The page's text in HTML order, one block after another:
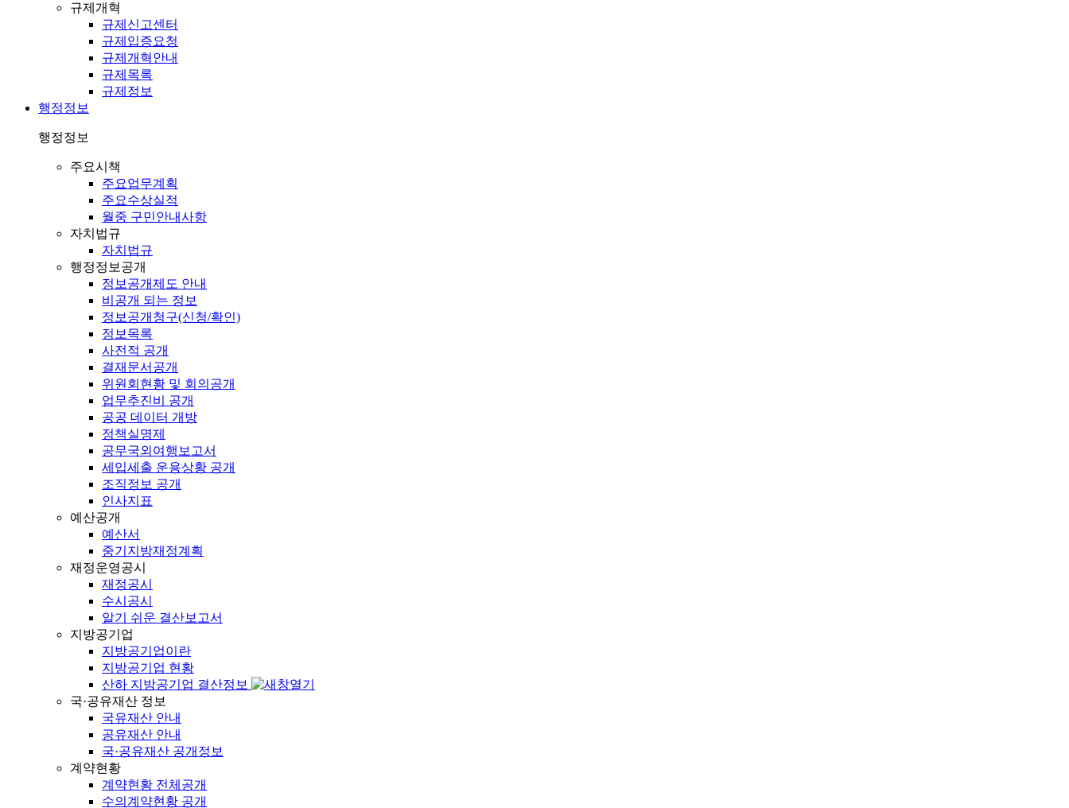
규제개혁
규제신고센터
규제입증요청
규제개혁안내
규제목록
규제정보
행정정보
행정정보
주요시책
주요업무계획
주요수상실적
월중 구민안내사항
자치법규
자치법규
행정정보공개
정보공개제도 안내
비공개 되는 정보
정보공개청구(신청/확인)
정보목록
사전적 공개
결재문서공개
위원회현황 및 회의공개
업무추진비 공개
공공 데이터 개방
정책실명제
공무국외여행보고서
세입세출 운용상황 공개
조직정보 공개
인사지표
예산공개
예산서
중기지방재정계획
재정운영공시
재정공시
수시공시
알기 쉬운 결산보고서
지방공기업
지방공기업이란
지방공기업 현황
산하 지방공기업 결산정보
국·공유재산 정보
국유재산 안내
공유재산 안내
국·공유재산 공개정보
계약현황
계약현황 전체공개
수의계약현황 공개